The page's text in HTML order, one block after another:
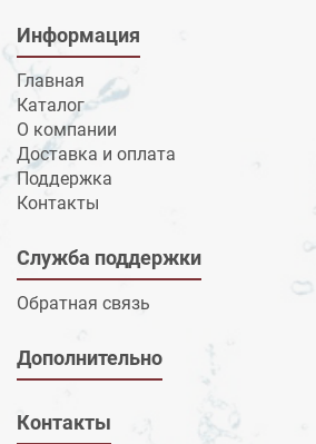
Информация
Главная
Каталог
О компании
Доставка и оплата
Поддержка
Контакты
Служба поддержки
Обратная связь
Дополнительно
Контакты